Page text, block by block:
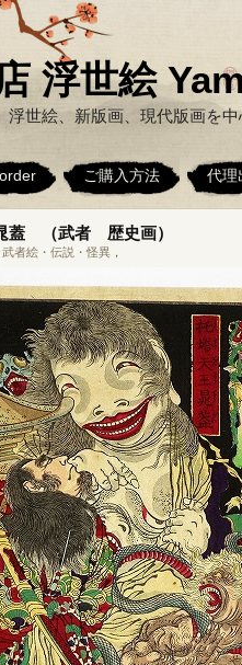
浮世絵
世絵、新版画、現代版画を
ご購入方法 代理
蓋 （武者 歴史画）
者絵・伝説・怪異 ，